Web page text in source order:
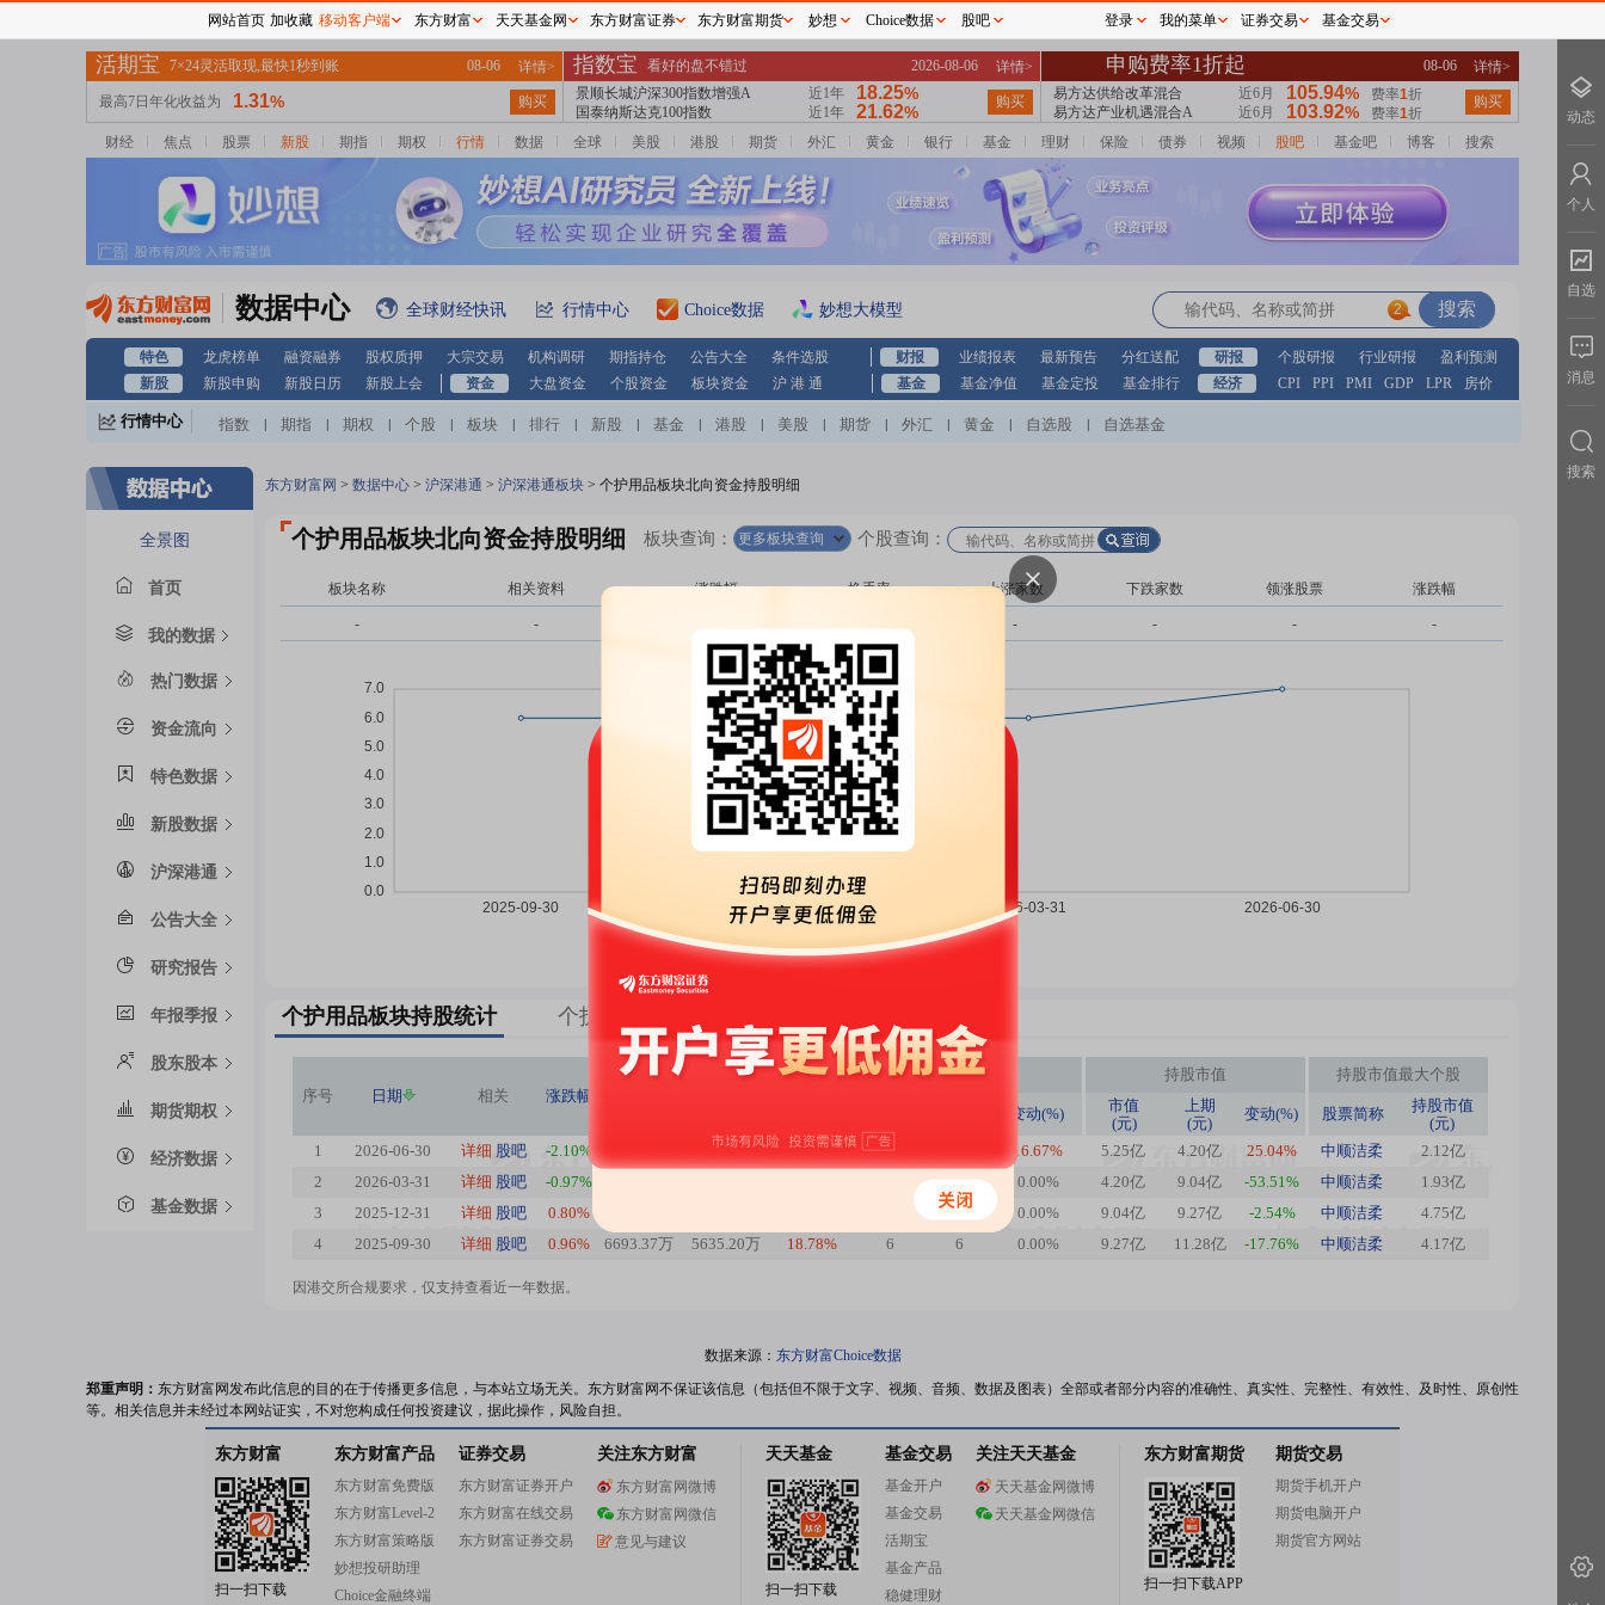
财经 焦点 股票 新股 期指 期权 行情 数据 全球 美股 港股 期货 外汇 黄金 银行 基金 理财 保险 债券 视频 股吧 基金吧 博客 搜索
数据中心 全球财经快讯 行情中心 Choice数据 妙想大模型 2
特色 龙虎榜单 融资融券 股权质押 大宗交易 机构调研 期指持仓 公告大全 条件选股 财报 业绩报表 最新预告 分红送配 研报 个股研报 行业研报
盈利预测
新股
新股申购 新股日历 新股上会 资金 大盘资金 个股资金 板块资金 沪 港 通 基金 基金净值 基金定投 基金排行 经济 CPI PPI PMI GDP LPR 房价
行情中心 指数 期指 期权 个股 板块 排行 新股 基金 港股 美股 期货 外汇 黄金 自选股 自选基金
全景图
首页
我的数据
热门数据
资金流向
特色数据
新股数据
沪深港通
公告大全
研究报告
年报季报
股东股本
期货期权
经济数据
基金数据
东方财富网 > 数据中心 > 沪深港通 > 沪深港通板块 > 个护用品板块北向资金持股明细
个护用品板块北向资金持股明细 板块查询： 更多板块查询 个股查询：
板块名称 相关资料 涨跌幅 换手率 上涨家数 下跌家数 领涨股票 涨跌幅
- - - - - -
持股家数 持股市值
个护用品板块持股统计 个护用品板块持股明细
序号 日期 相关 涨跌幅
持股数量 持股家数 持股市值 持股市值最大个股
变动(%)
市值
(元)
上期
(元)
变动(%) 股票简称
持股市值
(元)
1
2026-06-30 详细 股吧 -2.10% 3117.13万 52.45% 7 16.67% 5.25亿 4.20亿 25.04% 中顺洁柔
2.12亿
2
2026-03-31 详细 股吧 -0.97% 6 0.00% 4.20亿 9.04亿 -53.51% 中顺洁柔
1.93亿
3
2025-12-31 详细 股吧 0.80% 6 0.00% 9.04亿 9.27亿 -2.54% 中顺洁柔
4.75亿
4
2025-09-30 详细 股吧 0.96% 6693.37万 5635.20万 18.78% 6 6 0.00% 9.27亿 11.28亿 -17.76% 中顺洁柔 4.17亿
因港交所合规要求，仅支持查看近一年数据。
数据来源： 东方财富Choice数据
郑重声明： 东方财富网发布此信息的目的在于传播更多信息，与本站立场无关。东方财富网不保证该信息（包括但不限于文字、视频、音频、数据及图表）全部或者部分内容的准确性、真实性、完整性、有效性、及时性、原创性
等。相关信息并未经过本网站证实，不对您构成任何投资建议，据此操作，风险自担。
东方财富
扫一扫下载
东方财富产品
东方财富免费版
东方财富Level-2
东方财富策略版
妙想投研助理
Choice金融终端
证券交易
东方财富证券开户
东方财富在线交易
东方财富证券交易
关注东方财富
东方财富网微博
东方财富网微信
意见与建议
天天基金
扫一扫下载
基金交易
基金开户
基金交易
活期宝
基金产品
稳健理财
关注天天基金
天天基金网微博
天天基金网微信
东方财富期货
扫一扫下载APP
期货交易
期货手机开户
期货电脑开户
期货官方网站
网站首页 加收藏 移动客户端 东方财富 天天基金网 东方财富证券 东方财富期货 妙想 Choice数据 股吧 登录 我的菜单 证券交易 基金交易
动态
个人
自选
消息
搜索